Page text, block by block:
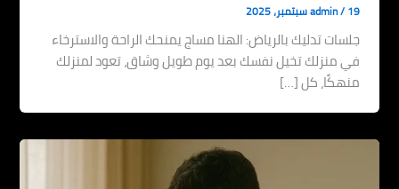
admin/19 سبتمبر، 2025
جلسات تدليك بالرياض: الهنا مساج يمنحك الراحة والاسترخاء
في منزلك تخيل نفسك بعد يوم طويل وشاق، تعود لمنزلك
منهكًا، كل […]